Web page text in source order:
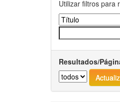
Utilizar filtros para
Resultados/